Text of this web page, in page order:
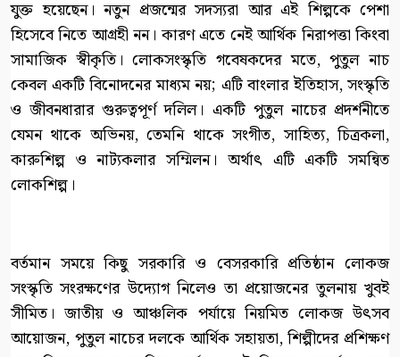
যুক্ত হয়েছেন। নতুন প্রজন্মের সদস্যরা আর এই শিল্পকে পেশা
হিসেবে নিতে আগ্রহী নন। কারণ এতে নেই আর্থিক নিরাপত্তা কিংবা
সামাজিক স্বীকৃতি। লোকসংস্কৃতি গবেষকদের মতে, পুতুল নাচ
কেবল একটি বিনোদনের মাধ্যম নয়; এটি বাংলার ইতিহাস, সংস্কৃতি
ও জীবনধারার গুরুত্বপূর্ণ দলিল। একটি পুতুল নাচের প্রদর্শনীতে
যেমন থাকে অভিনয়, তেমনি থাকে সংগীত, সাহিত্য, চিত্রকলা,
কারুশিল্প ও নাট্যকলার সম্মিলন। অর্থাৎ এটি একটি সমন্বিত
লোকশিল্প।
বর্তমান সময়ে কিছু সরকারি ও বেসরকারি প্রতিষ্ঠান লোকজ
সংস্কৃতি সংরক্ষণের উদ্যোগ নিলেও তা প্রয়োজনের তুলনায় খুবই
সীমিত। জাতীয় ও আঞ্চলিক পর্যায়ে নিয়মিত লোকজ উৎসব
আয়োজন, পুতুল নাচের দলকে আর্থিক সহায়তা, শিল্পীদের প্রশিক্ষণ